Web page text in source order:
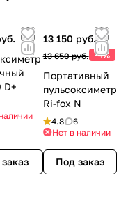
D+
13 150 руб.
13 650 руб. -4%
Портативный
пульсоксиметр
Ri-fox N
4.8
6
Нет в наличии
Под заказ